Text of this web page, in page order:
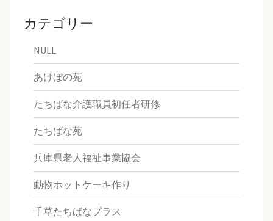
カテゴリー
NULL
あけぼの苑
たちばな介護職員初任者研修
たちばな苑
兵庫県老人福祉事業協会
動物ホットケーキ作り
千草たちばなプラス